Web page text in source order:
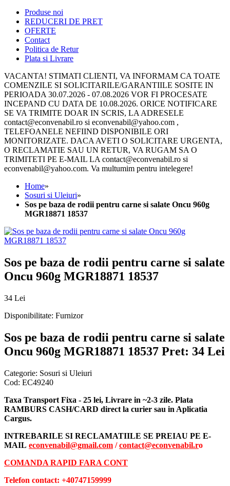
Produse noi
REDUCERI DE PRET
OFERTE
Contact
Politica de Retur
Plata si Livrare
VACANTA! STIMATI CLIENTI, VA INFORMAM CA TOATE
COMENZILE SI SOLICITARILE/GARANTIILE SOSITE IN
PERIOADA 30.07.2026 - 07.08.2026 VOR FI PROCESATE
INCEPAND CU DATA DE 10.08.2026. ORICE NOTIFICARE
SE VA TRIMITE DOAR IN SCRIS, LA ADRESELE
contact@econvenabil.ro si econvenabil@yahoo.com ,
TELEFOANELE NEFIIND DISPONIBILE ORI
MONITORIZATE. DACA AVETI O SOLICITARE URGENTA,
O RECLAMATIE SAU UN RETUR, VA RUGAM SA O
TRIMITETI PE E-MAIL LA contact@econvenabil.ro si
econvenabil@yahoo.com. Va multumim pentru intelegere!
Home»
Sosuri si Uleiuri»
Sos pe baza de rodii pentru carne si salate Oncu 960g
MGR18871 18537
Sos pe baza de rodii pentru carne si salate
Oncu 960g MGR18871 18537
34 Lei
Disponibilitate: Furnizor
Sos pe baza de rodii pentru carne si salate
Oncu 960g MGR18871 18537 Pret: 34 Lei
Categorie: Sosuri si Uleiuri
Cod: EC49240
Taxa Transport Fixa - 25 lei, Livrare in ~2-3 zile. Plata
RAMBURS CASH/CARD direct la curier sau in Aplicatia
Cargus.
INTREBARILE SI RECLAMATIILE SE PREIAU PE E-
MAIL econvenabil@gmail.com /contact@econvenabil.ro
COMANDA RAPID FARA CONT
Telefon contact: +40747159999